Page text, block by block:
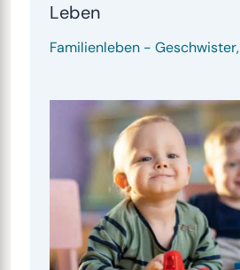
Leben
Familienleben- Geschwister,